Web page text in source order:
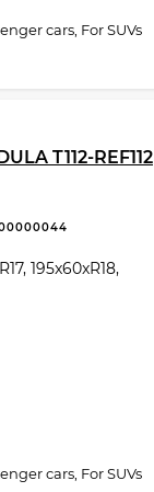
cars, For SUVs
T112-REF112
195x60xR18,
cars, For SUVs